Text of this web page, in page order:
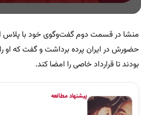
منشا در قسمت دوم گفت‌وگوی خود با پلاس
حضورش در ایران پرده برداشت و گفت که او
بودند تا قرارداد خاصی را امضا کند.
پیشنهاد مطالعه